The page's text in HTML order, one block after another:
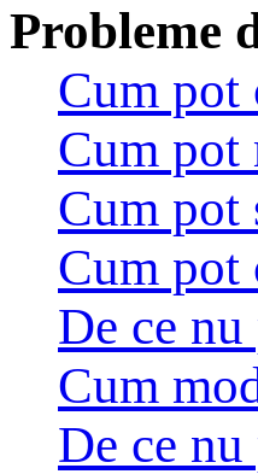
Probleme
Cum pot
Cum pot
Cum pot
Cum pot
De ce
Cum
De ce nu